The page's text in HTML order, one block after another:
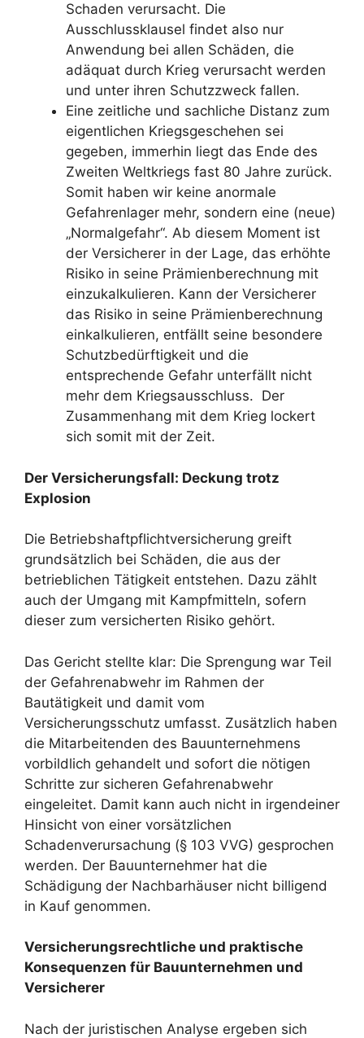
Schaden verursacht. Die
Ausschlussklausel findet also nur
Anwendung bei allen Schäden, die
adäquat durch Krieg verursacht werden
und unter ihren Schutzzweck fallen.
Eine zeitliche und sachliche Distanz zum
eigentlichen Kriegsgeschehen sei
gegeben, immerhin liegt das Ende des
Zweiten Weltkriegs fast 80 Jahre zurück.
Somit haben wir keine anormale
Gefahrenlager mehr, sondern eine (neue)
„Normalgefahr“. Ab diesem Moment ist
der Versicherer in der Lage, das erhöhte
Risiko in seine Prämienberechnung mit
einzukalkulieren. Kann der Versicherer
das Risiko in seine Prämienberechnung
einkalkulieren, entfällt seine besondere
Schutzbedürftigkeit und die
entsprechende Gefahr unterfällt nicht
mehr dem Kriegsausschluss. Der
Zusammenhang mit dem Krieg lockert
sich somit mit der Zeit.
Der Versicherungsfall: Deckung trotz
Explosion
Die Betriebshaftpflichtversicherung greift
grundsätzlich bei Schäden, die aus der
betrieblichen Tätigkeit entstehen. Dazu zählt
auch der Umgang mit Kampfmitteln, sofern
dieser zum versicherten Risiko gehört.
Das Gericht stellte klar: Die Sprengung war Teil
der Gefahrenabwehr im Rahmen der
Bautätigkeit und damit vom
Versicherungsschutz umfasst. Zusätzlich haben
die Mitarbeitenden des Bauunternehmens
vorbildlich gehandelt und sofort die nötigen
Schritte zur sicheren Gefahrenabwehr
eingeleitet. Damit kann auch nicht in irgendeiner
Hinsicht von einer vorsätzlichen
Schadenverursachung (§ 103 VVG) gesprochen
werden. Der Bauunternehmer hat die
Schädigung der Nachbarhäuser nicht billigend
in Kauf genommen.
Versicherungsrechtliche und praktische
Konsequenzen für Bauunternehmen und
Versicherer
Nach der juristischen Analyse ergeben sich